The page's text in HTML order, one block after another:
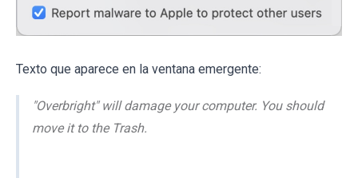
Texto que aparece en la ventana emergente:
"Overbright" will damage your computer. You should
move it to the Trash.